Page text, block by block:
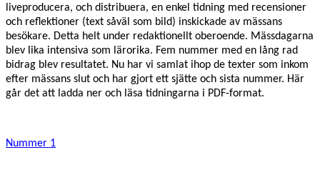
liveproducera, och distribuera, en enkel tidning med recensioner
och reflektioner (text såväl som bild) inskickade av mässans
besökare. Detta helt under redaktionellt oberoende. Mässdagarna
blev lika intensiva som lärorika. Fem nummer med en lång rad
bidrag blev resultatet. Nu har vi samlat ihop de texter som inkom
efter mässans slut och har gjort ett sjätte och sista nummer. Här
går det att ladda ner och läsa tidningarna i PDF-format.
Nummer 1